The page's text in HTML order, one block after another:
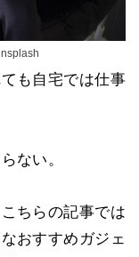
も自宅では仕事
ない。
ちらの記事では
おすすめガジェ